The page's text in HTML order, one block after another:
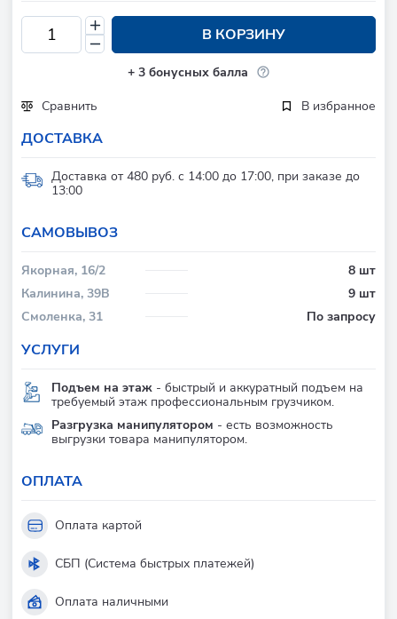
В КОРЗИНУ
+ 3бонусных балла
Сравнить
В избранное
ДОСТАВКА
Доставка от 480 руб. с 14:00 до 17:00, при заказе до
13:00
CАМОВЫВОЗ
Якорная, 16/2
8 шт
Калинина, 39В
9 шт
Смоленка, 31
По запросу
УСЛУГИ
Подъем на этаж - быстрый и аккуратный подъем на
требуемый этаж профессиональным грузчиком.
Разгрузка манипулятором - есть возможность
выгрузки товара манипулятором.
ОПЛАТА
Оплата картой
СБП (Система быстрых платежей)
Оплата наличными